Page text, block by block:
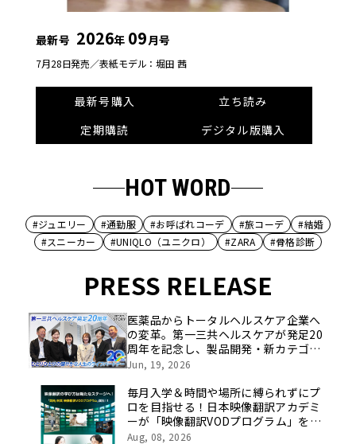
最新号 2026年 09月号
7月28日発売／表紙モデル：堀田 茜
最新号購入
立ち読み
定期購読
デジタル版購入
HOT WORD
#ジュエリー #通勤服 #お呼ばれコーデ #旅コーデ
#結婚
#スニーカー
#UNIQLO（ユニクロ） #ZARA #骨格診断
PRESS RELEASE
医薬品からトータルヘルスケア企業へ
の変革。第一三共ヘルスケアが発足20
周年を記念し、製品開発・新カテゴリ
挑戦の舞台や旧社統合時のエピソード
像を公開！
Jun, 19, 2026
毎月入学＆時間や場所に縛られずにプ
ロを目指せる！日本映像翻訳アカデミ
ーが「映像翻訳VODプログラム」を
2026年10月より開講！
Aug, 08, 2026